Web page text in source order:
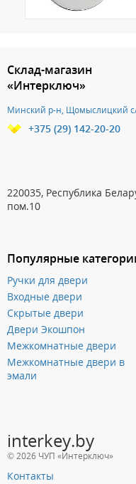
Популярные
Ручки для двери
Входные двери
Скрытые двери
Двери Экошпон
Межкомнатные двери
Межкомнатные двери в
эмали
Склад-магазин
«Интерключ»
Минский р-н, Щомыслицкий
+375 (29) 142-20-20
220035, Республика
пом.10
interkey.by
© 2026 ЧУП «Интерключ»
Контакты